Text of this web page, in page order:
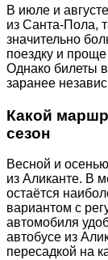
В июле и
из Санта-Пола,
значительно
поездку и
Однако билеты
заранее
Какой
сезон
Весной и
из Аликанте. В
остаётся
вариантом с
автомобиля
автобусе из
пересадкой на